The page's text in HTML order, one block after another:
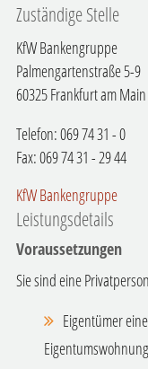
Zuständige Stelle
KfW Bankengruppe
Palmengartenstraße 5-9
60325 Frankfurt am Main
Telefon: 069 74 31 - 0
Fax: 069 74 31 - 29 44
KfW Bankengruppe
Leistungsdetails
Voraussetzungen
Sie sind eine
Eigentümer